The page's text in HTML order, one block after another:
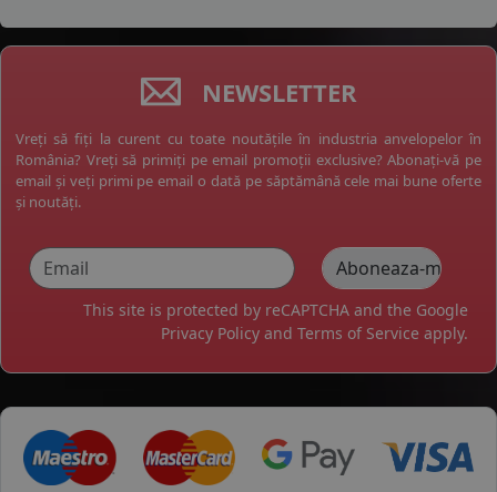
NEWSLETTER
Vreți să fiți la curent cu toate noutățile în industria anvelopelor în
România? Vreți să primiți pe email promoții exclusive? Abonați-vă pe
email și veți primi pe email o dată pe săptămână cele mai bune oferte
și noutăți.
This site is protected by reCAPTCHA and the Google
Privacy Policy and Terms of Service apply.